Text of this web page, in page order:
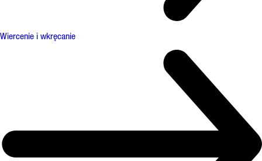
Wiercenie i wkręcanie